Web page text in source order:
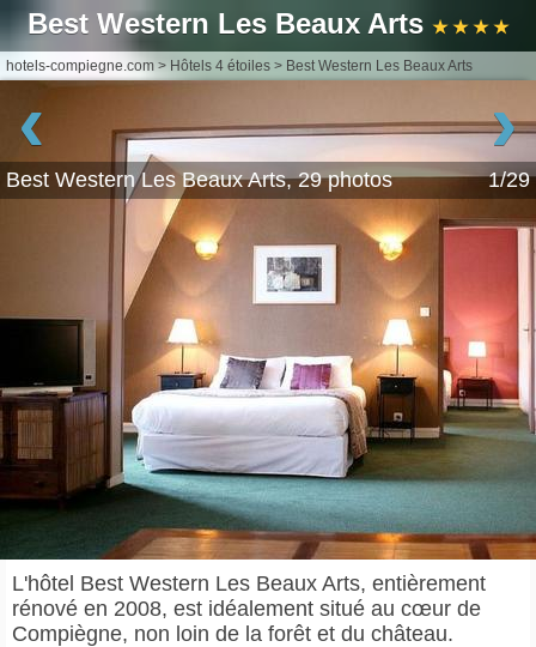
Best Western Les Beaux Arts ★ ★ ★ ★
hotels-compiegne.com > Hôtels 4 étoiles > Best Western Les Beaux Arts
‹ ›
Best Western Les Beaux Arts, 29 photos 1/29
L'hôtel Best Western Les Beaux Arts, entièrement
rénové en 2008, est idéalement situé au cœur de
Compiègne, non loin de la forêt et du château.